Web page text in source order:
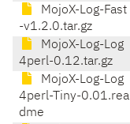
MojoX-Log-Fast
-v1.2.0.tar.gz
MojoX-Log-Log
4perl-0.12.tar.gz
MojoX-Log-Log
4perl-Tiny-0.01.rea
dme